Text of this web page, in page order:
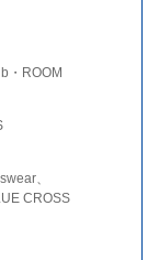
・ROOM
、
CROSS